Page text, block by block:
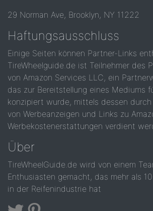
29 Norman Ave, Brooklyn, NY 11222
Haftungsausschluss
Einige Seiten können Partner-Links
TireWheelguide.de ist Teilnehmer des
von Amazon Services LLC, ein
das zur Bereitstellung eines Mediums
konzipiert wurde, mittels dessen
von Werbeanzeigen und Links zu
Werbekostenerstattungen verdient
Über
TireWheelGuide.de wird von einem
Enthusiasten gemacht, das mehr als
in der Reifenindustrie hat